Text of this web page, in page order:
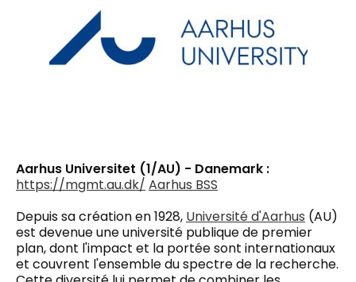
Aarhus Universitet (1/AU) - Danemark :
https://mgmt.au.dk/ Aarhus BSS
Depuis sa création en 1928, Université d'Aarhus (AU)
est devenue une université publique de premier
plan, dont l'impact et la portée sont internationaux
et couvrent l'ensemble du spectre de la recherche.